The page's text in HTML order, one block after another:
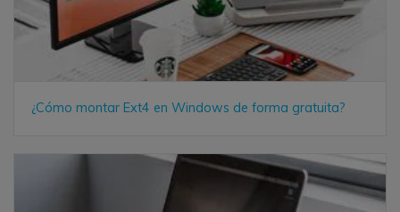
¿Cómo montar Ext4 en Windows de forma gratuita?